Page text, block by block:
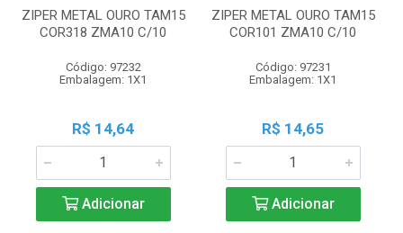
ZIPER METAL OURO TAM15
COR318 ZMA10 C/10
Código: 97232
Embalagem: 1X1
R$ 14,64
Adicionar
ZIPER METAL OURO TAM15
COR101 ZMA10 C/10
Código: 97231
Embalagem: 1X1
R$ 14,65
Adicionar